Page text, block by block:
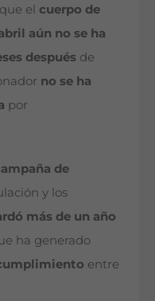
el cuerpo de
aún no se ha
después de
no se ha
por
de
y los
más de un año
ha generado
entre